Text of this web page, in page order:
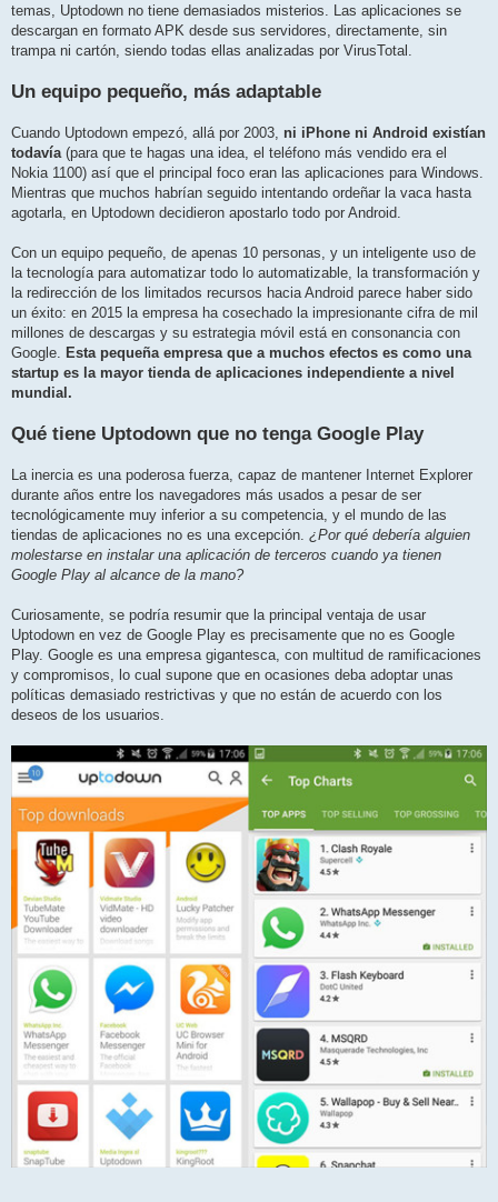
temas, Uptodown no tiene demasiados misterios. Las aplicaciones se
descargan en formato APK desde sus servidores, directamente, sin
trampa ni cartón, siendo todas ellas analizadas por VirusTotal.
Un equipo pequeño, más adaptable
Cuando Uptodown empezó, allá por 2003, ni iPhone ni Android existían
todavía (para que te hagas una idea, el teléfono más vendido era el
Nokia 1100) así que el principal foco eran las aplicaciones para Windows.
Mientras que muchos habrían seguido intentando ordeñar la vaca hasta
agotarla, en Uptodown decidieron apostarlo todo por Android.
Con un equipo pequeño, de apenas 10 personas, y un inteligente uso de
la tecnología para automatizar todo lo automatizable, la transformación y
la redirección de los limitados recursos hacia Android parece haber sido
un éxito: en 2015 la empresa ha cosechado la impresionante cifra de mil
millones de descargas y su estrategia móvil está en consonancia con
Google. Esta pequeña empresa que a muchos efectos es como una
startup es la mayor tienda de aplicaciones independiente a nivel
mundial.
Qué tiene Uptodown que no tenga Google Play
La inercia es una poderosa fuerza, capaz de mantener Internet Explorer
durante años entre los navegadores más usados a pesar de ser
tecnológicamente muy inferior a su competencia, y el mundo de las
tiendas de aplicaciones no es una excepción. ¿Por qué debería alguien
molestarse en instalar una aplicación de terceros cuando ya tienen
Google Play al alcance de la mano?
Curiosamente, se podría resumir que la principal ventaja de usar
Uptodown en vez de Google Play es precisamente que no es Google
Play. Google es una empresa gigantesca, con multitud de ramificaciones
y compromisos, lo cual supone que en ocasiones deba adoptar unas
políticas demasiado restrictivas y que no están de acuerdo con los
deseos de los usuarios.